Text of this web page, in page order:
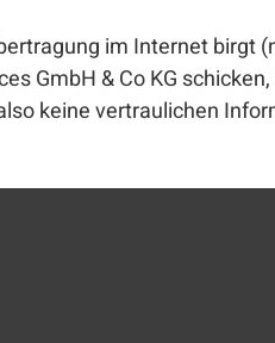
im Internet
GmbH & Co KG
keine vertraulichen